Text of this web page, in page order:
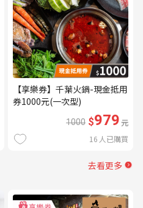
【享樂券】千葉火鍋-現金抵用
券1000元(一次型)
1000 $979元
16 人已購買
去看更多